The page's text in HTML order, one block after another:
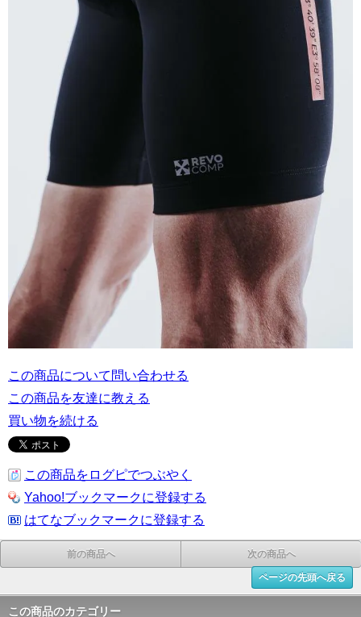
この商品について問い合わせる
この商品を友達に教える
買い物を続ける
この商品をログピでつぶやく
Yahoo!ブックマークに登録する
はてなブックマークに登録する
前の商品へ 次の商品へ
ページの先頭へ戻る
この商品のカテゴリー